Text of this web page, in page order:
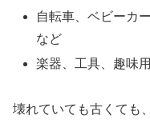
自転車、ベビーカ
など
楽器、工具、趣味
壊れていても古くても